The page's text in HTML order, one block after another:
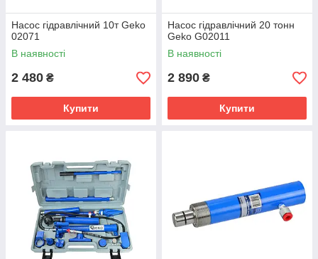
Насос гідравлічний 10т Geko
02071
В наявності
2 480 ₴
Купити
Насос гідравлічний 20 тонн
Geko G02011
В наявності
2 890 ₴
Купити